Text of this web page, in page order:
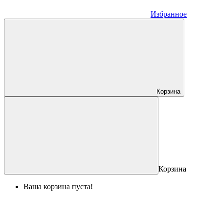
Избранное
Корзина
Корзина
Ваша корзина пуста!